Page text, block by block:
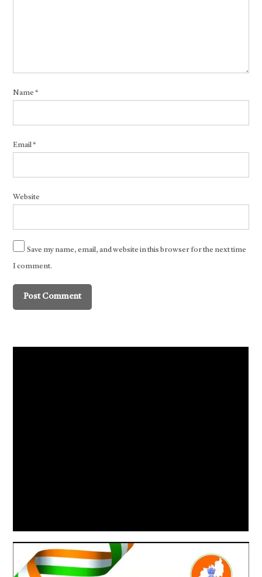
Name*
Email*
Website
Save my name, email, and website in this browser for the next time
I comment.